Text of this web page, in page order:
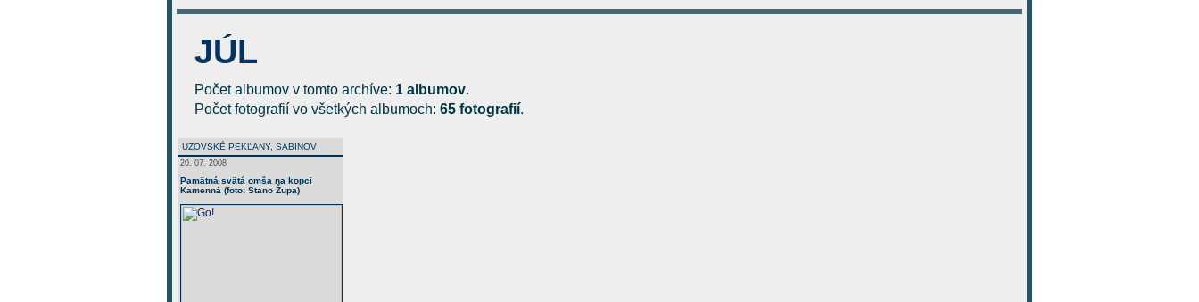
JÚL
Počet albumov v tomto archíve: 1 albumov.
Počet fotografií vo všetkých albumoch: 65 fotografií.
UZOVSKÉ PEKĽANY, SABINOV
20. 07. 2008
Pamätná svätá omša na kopci
Kamenná (foto: Stano Župa)